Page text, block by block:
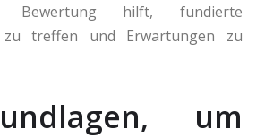
Bewertung hilft, fundierte
zu treffen und Erwartungen zu
um